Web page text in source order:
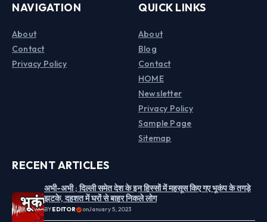
NAVIGATION
About
Contact
Privacy Policy
QUICK LINKS
About
Blog
Contact
HOME
Newsletter
Privacy Policy
Sample Page
Sitemap
RECENT ARTICLES
अभी-अभी ; दिल्ली समेत देश के इन हिस्सों में महसूस किए गए भूकंप के तगड़े
झटके, दहशत में घरों से बाहर निकले लोग
BYEDITOR onJanuary 5, 2023